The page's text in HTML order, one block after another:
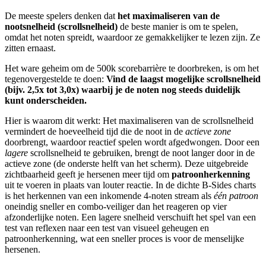
De meeste spelers denken dat het maximaliseren van de
nootsnelheid (scrollsnelheid) de beste manier is om te spelen,
omdat het noten spreidt, waardoor ze gemakkelijker te lezen zijn. Ze
zitten ernaast.
Het ware geheim om de 500k scorebarrière te doorbreken, is om het
tegenovergestelde te doen: Vind de laagst mogelijke scrollsnelheid
(bijv. 2,5x tot 3,0x) waarbij je de noten nog steeds duidelijk
kunt onderscheiden.
Hier is waarom dit werkt: Het maximaliseren van de scrollsnelheid
vermindert de hoeveelheid tijd die de noot in de actieve zone
doorbrengt, waardoor reactief spelen wordt afgedwongen. Door een
lagere scrollsnelheid te gebruiken, brengt de noot langer door in de
actieve zone (de onderste helft van het scherm). Deze uitgebreide
zichtbaarheid geeft je hersenen meer tijd om patroonherkenning
uit te voeren in plaats van louter reactie. In de dichte B-Sides charts
is het herkennen van een inkomende 4-noten stream als één patroon
oneindig sneller en combo-veiliger dan het reageren op vier
afzonderlijke noten. Een lagere snelheid verschuift het spel van een
test van reflexen naar een test van visueel geheugen en
patroonherkenning, wat een sneller proces is voor de menselijke
hersenen.